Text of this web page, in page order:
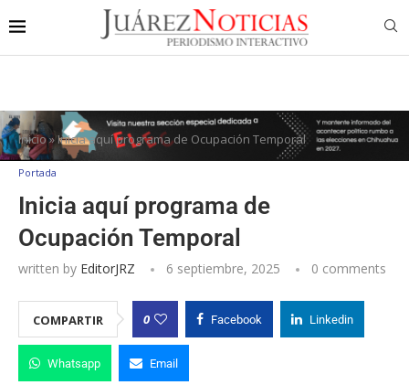
Inicio»Inicia aquí programa de Ocupación Temporal
Portada
Inicia aquí programa de
Ocupación Temporal
written by EditorJRZ 6 septiembre, 2025 0 comments
COMPARTIR 0 Facebook Linkedin
Whatsapp Email